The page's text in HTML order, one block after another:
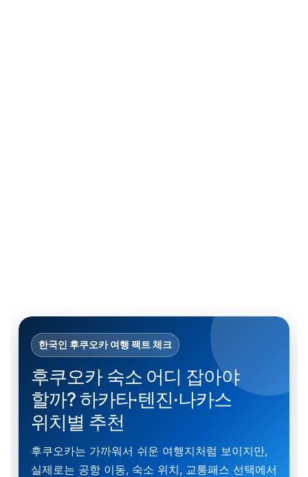
한국인 후쿠오카 여행 팩트 체크
후쿠오카 숙소 어디 잡아야
할까? 하카타·텐진·나카스
위치별 추천
후쿠오카는 가까워서 쉬운 여행지처럼 보이지만,
실제로는 공항 이동, 숙소 위치, 교통패스 선택에서